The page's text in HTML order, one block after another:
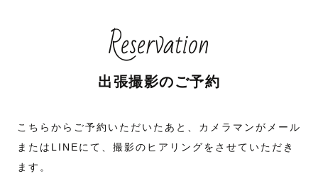
Reservation
出張撮影のご予約
こちらからご予約いただいたあと、カメラマンがメール
またはLINEにて、撮影のヒアリングをさせていただき
ます。